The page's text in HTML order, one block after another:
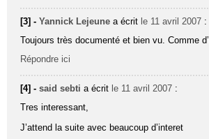
[3] -Yannick Lejeune a écrit le 11 avril 2007 :
Toujours très documenté et bien vu. Comme
Répondre ici
[4] -said sebti a écrit le 11 avril 2007 :
Tres interessant,
J’attend la suite avec beaucoup d’interet